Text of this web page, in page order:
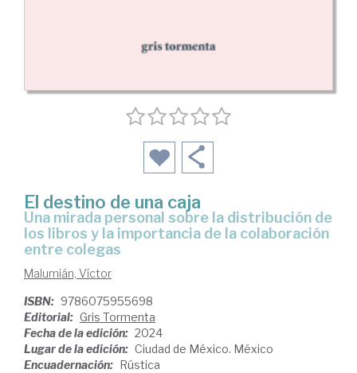
El destino de una caja
una mirada personal sobre la distribución de
los libros y la importancia de la colaboración
entre colegas
Malumián, Víctor
ISBN: 9786075955698
Editorial: Gris Tormenta
Fecha de la edición: 2024
Lugar de la edición: Ciudad de México. México
Encuadernación: Rústica